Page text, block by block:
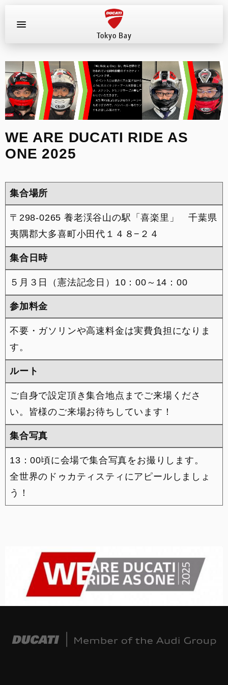
Tokyo Bay
店舗へ電話する
047-307-1098
お知らせ
新車
試乗車
イベント
来店予約
整備予約
INSTAGRAM
WE ARE DUCATI RIDE AS
ONE 2025
集合場所
〒298-0265 養老渓谷山の駅「喜楽里」 千葉県
夷隅郡大多喜町小田代１４８−２４
集合日時
５月３日（憲法記念日）10：00～14：00
参加料金
不要・ガソリンや高速料金は実費負担になりま
す。
ルート
ご自身で設定頂き集合地点までご来場くださ
い。皆様のご来場お待ちしています！
集合写真
13：00頃に会場で集合写真をお撮りします。
全世界のドゥカティスティにアピールしましょ
う！